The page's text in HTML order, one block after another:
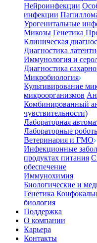
Нейроинфекции
инфекции
Урогенитальные
Микозы Генетика
Клиническая
Диагностика
Иммунология и
Диагностика
Микробиология
Культивирование
микроорганизмов
Комбинированный
чувствительности)
Лабораторная
Лабораторные
Ветеринария и ГМО
Инфекционные
продуктах питания
обеспечение
Иммунохимия
Биологические и
Генетика
биология
Поддержка
О компании
Карьера
Контакты